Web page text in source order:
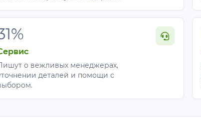
о вежливых менеджерах,
деталей и помощи с